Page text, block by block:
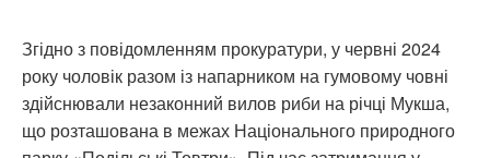
Згідно з повідомленням прокуратури, у червні 2024
року чоловік разом із напарником на гумовому човні
здійснювали незаконний вилов риби на річці Мукша,
що розташована в межах Національного природного